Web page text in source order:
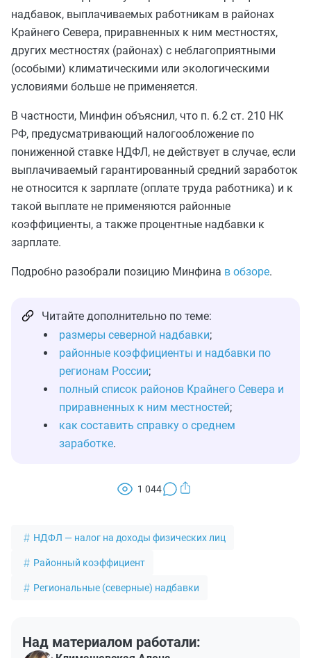
надбавок, выплачиваемых работникам в районах
Крайнего Севера, приравненных к ним местностях,
других местностях (районах) с неблагоприятными
(особыми) климатическими или экологическими
условиями больше не применяется.
В частности, Минфин объяснил, что п. 6.2 ст. 210 НК
РФ, предусматривающий налогообложение по
пониженной ставке НДФЛ, не действует в случае, если
выплачиваемый гарантированный средний заработок
не относится к зарплате (оплате труда работника) и к
такой выплате не применяются районные
коэффициенты, а также процентные надбавки к
зарплате.
Подробно разобрали позицию Минфина в обзоре.
Читайте дополнительно по теме:
размеры северной надбавки;
районные коэффициенты и надбавки по
регионам России;
полный список районов Крайнего Севера и
приравненных к ним местностей;
как составить справку о среднем
заработке.
1 044
НДФЛ — налог на доходы физических лиц
Районный коэффициент
Региональные (северные) надбавки
Над материалом работали: